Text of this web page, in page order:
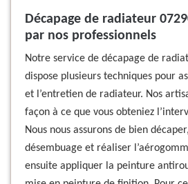
Décapage de radiateur
par nos professionnels
Notre service de décapage de
dispose plusieurs techniques pour
et l’entretien de radiateur. Nos
façon à ce que vous obteniez
Nous nous assurons de bien
désembuage et réaliser
ensuite appliquer la peinture